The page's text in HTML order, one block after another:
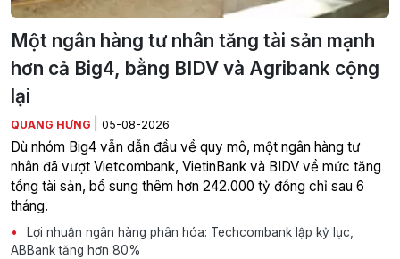
Một ngân hàng tư nhân tăng tài sản mạnh
hơn cả Big4, bằng BIDV và Agribank cộng
lại
QUANG HƯNG 05-08-2026
Dù nhóm Big4 vẫn dẫn đầu về quy mô, một ngân hàng tư
nhân đã vượt Vietcombank, VietinBank và BIDV về mức tăng
tổng tài sản, bổ sung thêm hơn 242.000 tỷ đồng chỉ sau 6
tháng.
Lợi nhuận ngân hàng phân hóa: Techcombank lập kỷ lục,
ABBank tăng hơn 80%